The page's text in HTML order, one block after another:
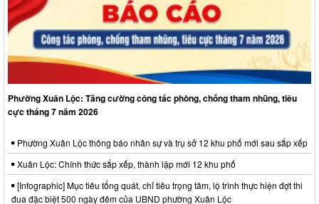
Phường Xuân Lộc: Tăng cường công tác phòng, chống tham nhũng, tiêu
cực tháng 7 năm 2026
Phường Xuân Lộc thông báo nhân sự và trụ sở 12 khu phố mới sau sắp xếp
Xuân Lộc: Chính thức sắp xếp, thành lập mới 12 khu phố
[Infographic] Mục tiêu tổng quát, chỉ tiêu trọng tâm, lộ trình thực hiện đợt thi
đua đặc biệt 500 ngày đêm của UBND phường Xuân Lộc